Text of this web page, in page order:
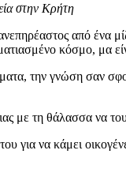
στην Κρήτη
από ένα
κόσμο, μα
την γνώση σαν
με τη θάλασσα να
για να κάμει